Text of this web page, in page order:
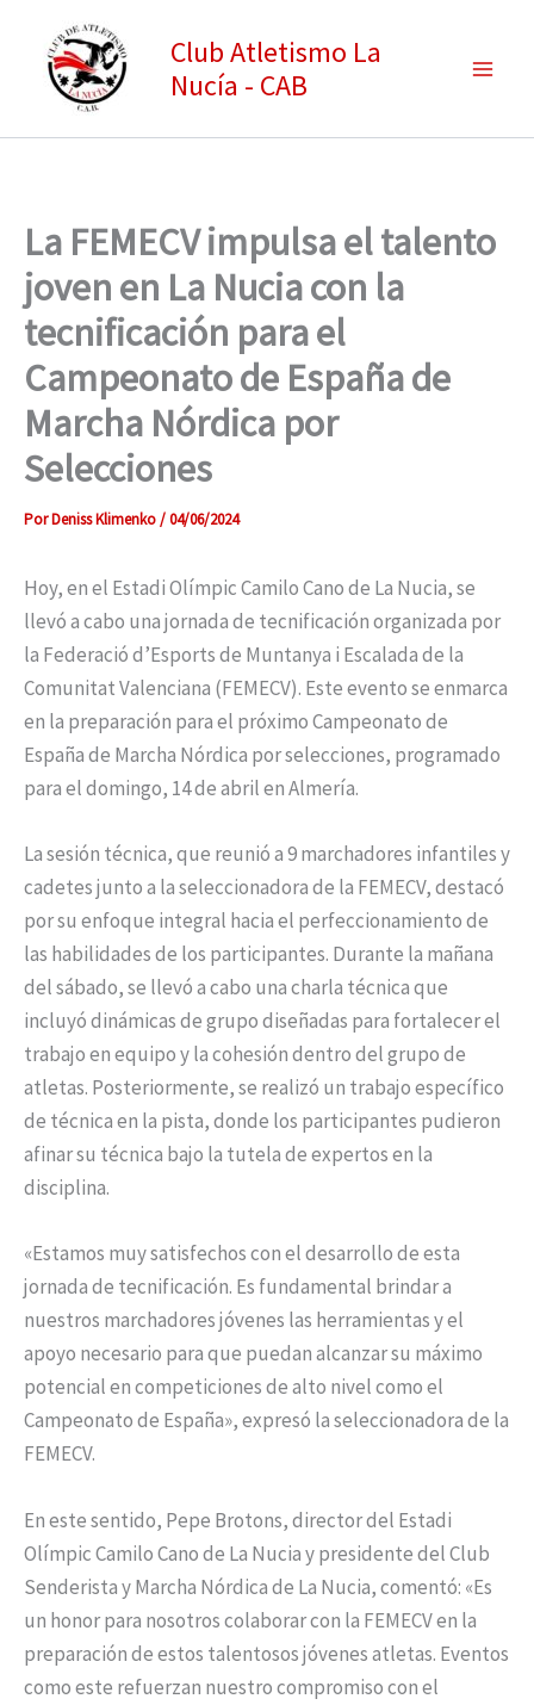
contenido
Club Atletismo La
Nucía - CAB
La FEMECV impulsa el talento
joven en La Nucia con la
tecnificación para el
Campeonato de España de
Marcha Nórdica por
Selecciones
PorDeniss Klimenko/04/06/2024
Hoy, en el Estadi Olímpic Camilo Cano de La Nucia, se
llevó a cabo una jornada de tecnificación organizada por
la Federació d’Esports de Muntanya i Escalada de la
Comunitat Valenciana (FEMECV). Este evento se enmarca
en la preparación para el próximo Campeonato de
España de Marcha Nórdica por selecciones, programado
para el domingo, 14 de abril en Almería.
La sesión técnica, que reunió a 9 marchadores infantiles y
cadetes junto a la seleccionadora de la FEMECV, destacó
por su enfoque integral hacia el perfeccionamiento de
las habilidades de los participantes. Durante la mañana
del sábado, se llevó a cabo una charla técnica que
incluyó dinámicas de grupo diseñadas para fortalecer el
trabajo en equipo y la cohesión dentro del grupo de
atletas. Posteriormente, se realizó un trabajo específico
de técnica en la pista, donde los participantes pudieron
afinar su técnica bajo la tutela de expertos en la
disciplina.
«Estamos muy satisfechos con el desarrollo de esta
jornada de tecnificación. Es fundamental brindar a
nuestros marchadores jóvenes las herramientas y el
apoyo necesario para que puedan alcanzar su máximo
potencial en competiciones de alto nivel como el
Campeonato de España», expresó la seleccionadora de la
FEMECV.
En este sentido, Pepe Brotons, director del Estadi
Olímpic Camilo Cano de La Nucia y presidente del Club
Senderista y Marcha Nórdica de La Nucia, comentó: «Es
un honor para nosotros colaborar con la FEMECV en la
preparación de estos talentosos jóvenes atletas. Eventos
como este refuerzan nuestro compromiso con el